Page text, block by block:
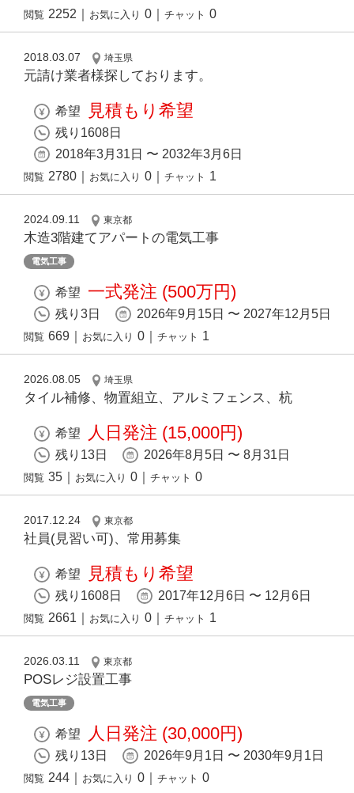
閲覧 2252 お気に入り 0 チャット 0
2018.03.07 埼玉県
元請け業者様探しております。
希望 見積もり希望
残り1608日
2018年3月31日 〜 2032年3月6日
閲覧 2780 お気に入り 0 チャット 1
2024.09.11 東京都
木造3階建てアパートの電気工事
電気工事
希望 一式発注 (500万円)
残り3日 2026年9月15日 〜 2027年12月5日
閲覧 669 お気に入り 0 チャット 1
2026.08.05 埼玉県
タイル補修、物置組立、アルミフェンス、杭
希望 人日発注 (15,000円)
残り13日 2026年8月5日 〜 8月31日
閲覧 35 お気に入り 0 チャット 0
2017.12.24 東京都
社員(見習い可)、常用募集
希望 見積もり希望
残り1608日 2017年12月6日 〜 12月6日
閲覧 2661 お気に入り 0 チャット 1
2026.03.11 東京都
POSレジ設置工事
電気工事
希望 人日発注 (30,000円)
残り13日 2026年9月1日 〜 2030年9月1日
閲覧 244 お気に入り 0 チャット 0